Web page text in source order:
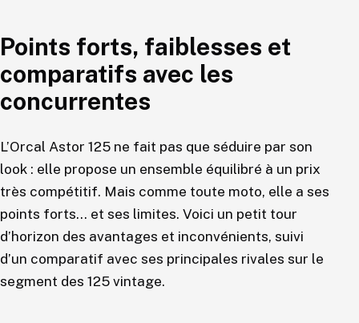
Points forts, faiblesses et
comparatifs avec les
concurrentes
L’Orcal Astor 125 ne fait pas que séduire par son
look : elle propose un ensemble équilibré à un prix
très compétitif. Mais comme toute moto, elle a ses
points forts… et ses limites. Voici un petit tour
d’horizon des avantages et inconvénients, suivi
d’un comparatif avec ses principales rivales sur le
segment des 125 vintage.